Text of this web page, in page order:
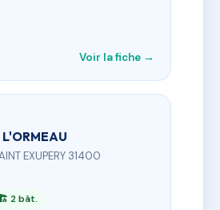
Voir la fiche →
EXUPERY 31400
2 bât.